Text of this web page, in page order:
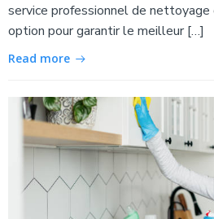
service professionnel de
option pour garantir le meilleur […]
Read more